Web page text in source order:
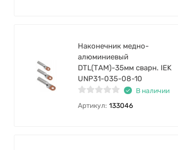
Наконечник медно-
алюминиевый
DTL(ТАМ)-35мм сварн. IEK
UNP31-035-08-10
В наличии
Артикул: 133046